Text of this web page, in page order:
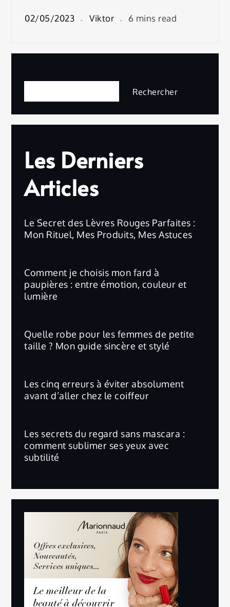
02/05/2023 Viktor 6 mins read
Rechercher
Les Derniers
Articles
Le Secret des Lèvres Rouges Parfaites :
Mon Rituel, Mes Produits, Mes Astuces
Comment je choisis mon fard à
paupières : entre émotion, couleur et
lumière
Quelle robe pour les femmes de petite
taille ? Mon guide sincère et stylé
Les cinq erreurs à éviter absolument
avant d’aller chez le coiffeur
Les secrets du regard sans mascara :
comment sublimer ses yeux avec
subtilité